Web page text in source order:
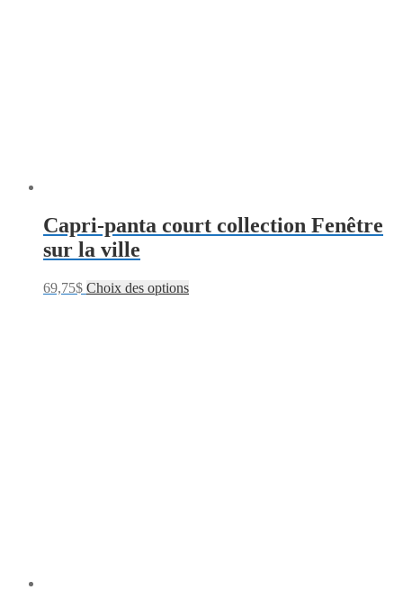
Capri-panta court collection Fenêtre
sur la ville
69,75$ Choix des options